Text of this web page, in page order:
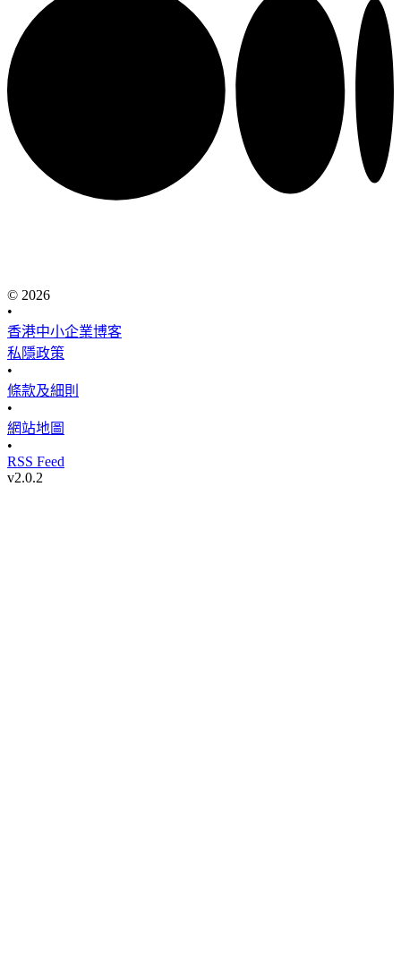
© 2026
•
香港中小企業博客
私隱政策
•
條款及細則
•
網站地圖
•
RSS Feed
v2.0.2